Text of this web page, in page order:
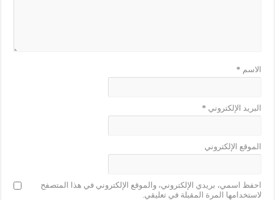
الاسم *
البريد الإلكتروني *
الموقع الإلكتروني
احفظ اسمي، بريدي الإلكتروني، والموقع الإلكتروني في هذا المتصفح
لاستخدامها المرة المقبلة في تعليقي.